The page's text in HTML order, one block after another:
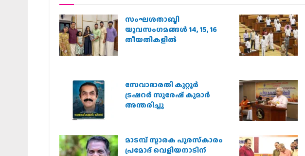
സംഘശതാബ്ദി
യുവസംഗമങ്ങള്‍ 14, 15, 16
തീയതികളില്‍
സേവാഭാരതി കുറ്റൂർ
ട്രഷറർ സുരേഷ് കുമാർ
അന്തരിച്ചു
മാടമ്പ് സ്മാരക പുരസ്‌കാരം
പ്രമോദ് വെളിയനാടിന്